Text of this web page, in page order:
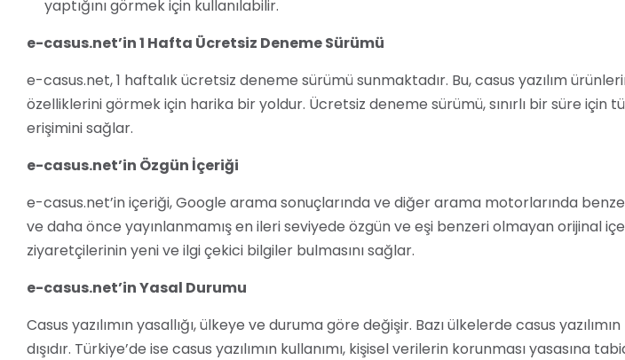
yaptığını görmek için kullanılabilir.
e-casus.net’in 1 Hafta Ücretsiz Deneme Sürümü
e-casus.net, 1 haftalık ücretsiz deneme sürümü sunmaktadır. Bu, casus yazılım
özelliklerini görmek için harika bir yoldur. Ücretsiz deneme sürümü, sınırlı bir süre için
erişimini sağlar.
e-casus.net’in Özgün İçeriği
e-casus.net’in içeriği, Google arama sonuçlarında ve diğer arama motorlarında
ve daha önce yayınlanmamış en ileri seviyede özgün ve eşi benzeri olmayan orijinal
ziyaretçilerinin yeni ve ilgi çekici bilgiler bulmasını sağlar.
e-casus.net’in Yasal Durumu
Casus yazılımın yasallığı, ülkeye ve duruma göre değişir. Bazı ülkelerde casus
dışıdır. Türkiye’de ise casus yazılımın kullanımı, kişisel verilerin korunması yasasına